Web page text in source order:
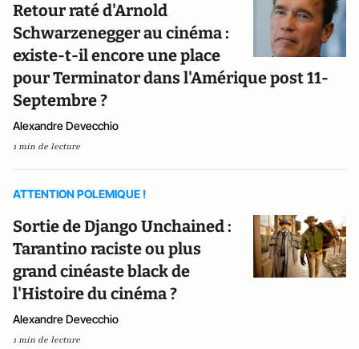
Retour raté d'Arnold
Schwarzenegger au cinéma :
existe-t-il encore une place
pour Terminator dans l'Amérique post 11-
Septembre ?
Alexandre Devecchio
1 min de lecture
ATTENTION POLEMIQUE !
Sortie de Django Unchained :
Tarantino raciste ou plus
grand cinéaste black de
l'Histoire du cinéma ?
Alexandre Devecchio
1 min de lecture